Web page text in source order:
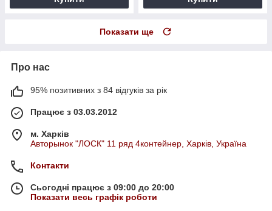
Показати ще
Про нас
95% позитивних з 84 відгуків за рік
Працює з 03.03.2012
м. Харків
Авторынок "ЛОСК" 11 ряд 4контейнер, Харків, Україна
Контакти
Сьогодні працює з 09:00 до 20:00
Показати весь графік роботи